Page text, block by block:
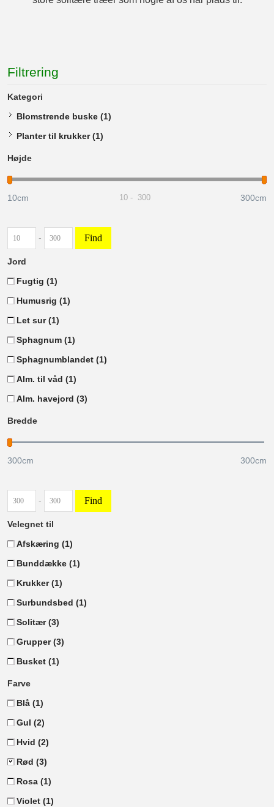
Filtrering
Kategori
Blomstrende buske (1)
Planter til krukker(1)
Højde
10cm 300cm
10- 300
- Find
Jord
Fugtig (1)
Humusrig (1)
Let sur(1)
Sphagnum (1)
Sphagnumblandet (1)
Alm. til våd (1)
Alm. havejord (3)
Bredde
300cm 300cm
- Find
Velegnet til
Afskæring (1)
Bunddække (1)
Krukker(1)
Surbundsbed (1)
Solitær(3)
Grupper(3)
Busket (1)
Farve
Blå (1)
Gul (2)
Hvid (2)
Rød (3)
Rosa (1)
Violet (1)